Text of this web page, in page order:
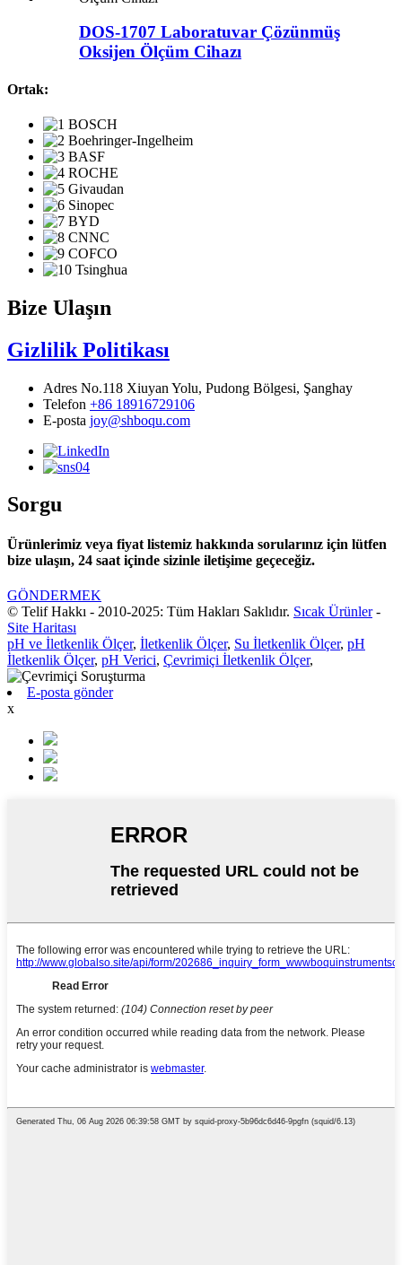
DOS-1707 Laboratuvar Çözünmüş
Oksijen Ölçüm Cihazı
Ortak:
Bize Ulaşın
Gizlilik Politikası
Adres No.118 Xiuyan Yolu, Pudong Bölgesi, Şanghay
Telefon +86 18916729106
E-posta joy@shboqu.com
Sorgu
Ürünlerimiz veya fiyat listemiz hakkında sorularınız için lütfen
bize ulaşın, 24 saat içinde sizinle iletişime geçeceğiz.
GÖNDERMEK
© Telif Hakkı - 2010-2025: Tüm Hakları Saklıdır. Sıcak Ürünler-
Site Haritası
pH ve İletkenlik Ölçer, İletkenlik Ölçer, Su İletkenlik Ölçer, pH
İletkenlik Ölçer, pH Verici, Çevrimiçi İletkenlik Ölçer,
E-posta gönder
x